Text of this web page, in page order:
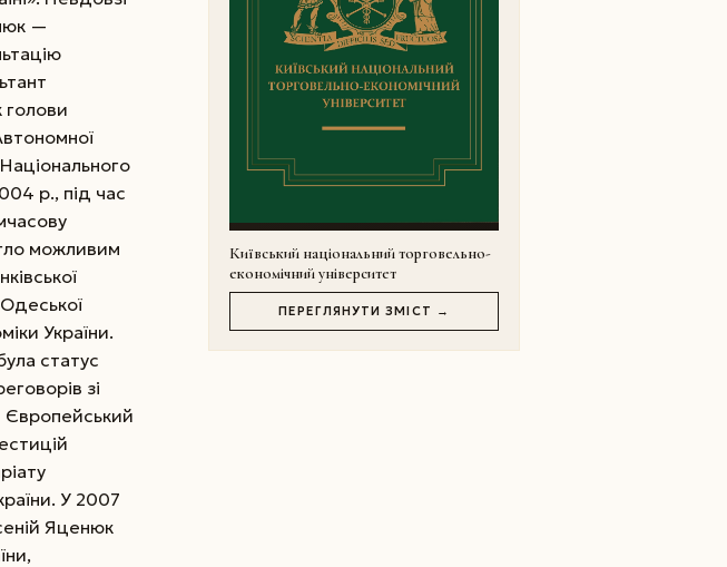
—
голови
р., під час
можливим
України.
статус
зі
Європейський
У 2007
Яценюк
Київський національний торговельно-
економічний університет
ПЕРЕГЛЯНУТИ ЗМІСТ →